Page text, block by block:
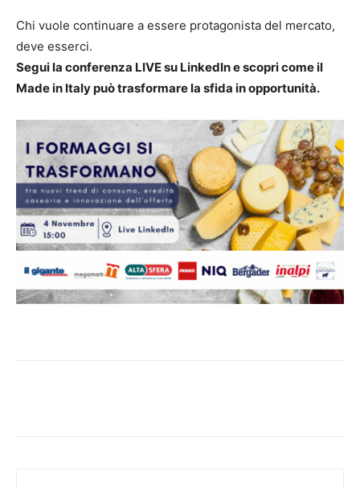
Chi vuole continuare a essere protagonista del mercato,
deve esserci.
Segui la conferenza LIVE su LinkedIn e scopri come il
Made in Italy può trasformare la sfida in opportunità.